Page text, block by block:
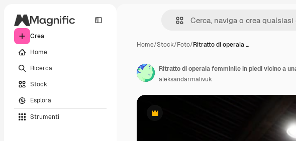
Crea
Home
Ricerca
Stock
Esplora
Strumenti
Home/Stock/Foto/Ritratto di operaia …
Premium
aleksandarmalivuk